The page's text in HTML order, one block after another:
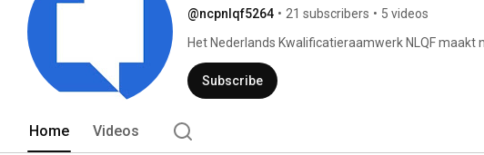
@ncpnlqf5264 • 21 subscribers • 5 videos
Het Nederlands Kwalificatieraamwerk NLQF
vergelijkbaar en zorgt voor transparantie in de
duidelijk op welk niveau iemand leert of
Het kwalificatieraamwerk telt acht niveaus en
Subscribe
Home Videos